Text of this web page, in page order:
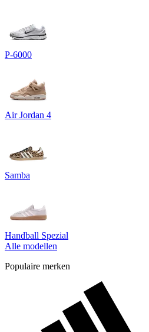
P-6000
Air Jordan 4
Samba
Handball Spezial
Alle modellen
Populaire merken